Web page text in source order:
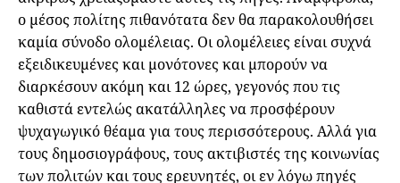
ο μέσος πολίτης πιθανότατα δεν θα παρακολουθήσει
καμία σύνοδο ολομέλειας. Οι ολομέλειες είναι συχνά
εξειδικευμένες και μονότονες και μπορούν να
διαρκέσουν ακόμη και 12 ώρες, γεγονός που τις
καθιστά εντελώς ακατάλληλες να προσφέρουν
ψυχαγωγικό θέαμα για τους περισσότερους. Αλλά για
τους δημοσιογράφους, τους ακτιβιστές της κοινωνίας
των πολιτών και τους ερευνητές, οι εν λόγω πηγές